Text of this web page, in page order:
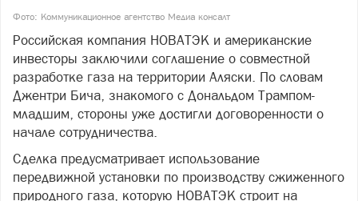
Фото: Коммуникационное агентство Медиа консалт
Российская компания НОВАТЭК и американские
инвесторы заключили соглашение о совместной
разработке газа на территории Аляски. По словам
Джентри Бича, знакомого с Дональдом Трампом-
младшим, стороны уже достигли договоренности о
начале сотрудничества.
Сделка предусматривает использование
передвижной установки по производству сжиженного
природного газа, которую НОВАТЭК строит на